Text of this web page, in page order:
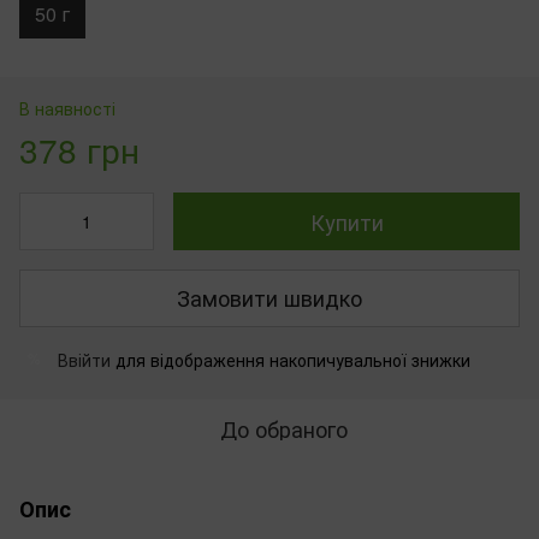
50 г
В наявності
378 грн
Купити
Замовити швидко
Ввійти для відображення накопичувальної знижки
До обраного
Опис